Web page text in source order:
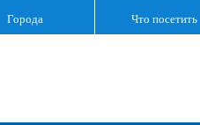
Города Что посетить